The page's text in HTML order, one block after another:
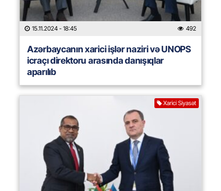
15.11.2024 - 18:45 492
Azərbaycanın xarici işlər naziri və UNOPS
icraçı direktoru arasında danışıqlar
aparılıb
Xarici Siyasət